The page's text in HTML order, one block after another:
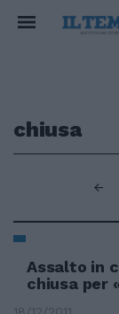
chiusa
Assalto in
chiusa per